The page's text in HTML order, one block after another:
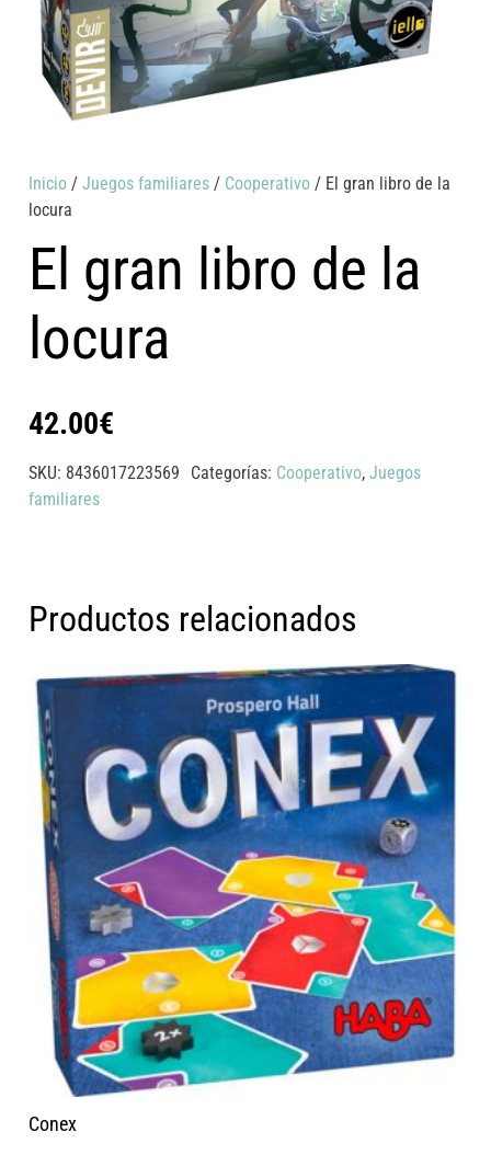
Inicio /Juegos familiares / Cooperativo / El gran libro de la
locura
El gran libro de la
locura
42.00€
SKU: 8436017223569 Categorías: Cooperativo, Juegos
familiares
Productos relacionados
Conex